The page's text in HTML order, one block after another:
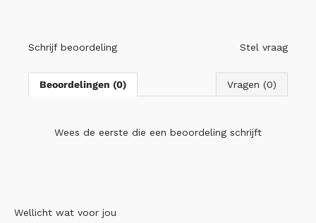
Schrijf beoordeling Stel vraag
Beoordelingen (0) Vragen (0)
Wees de eerste die een beoordeling schrijft
Wellicht wat voor jou